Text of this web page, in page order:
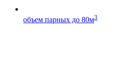
объем парных до 80м3